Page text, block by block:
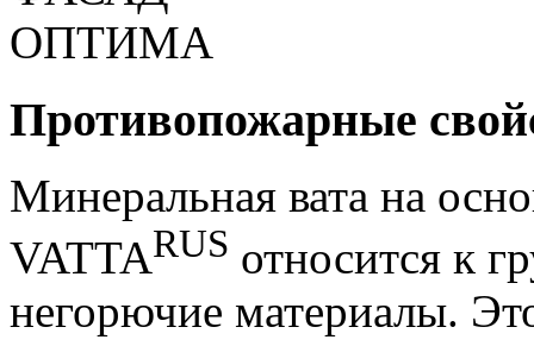
Противопожарные
Минеральная вата на
VATTARUS относится к
негорючие материалы.